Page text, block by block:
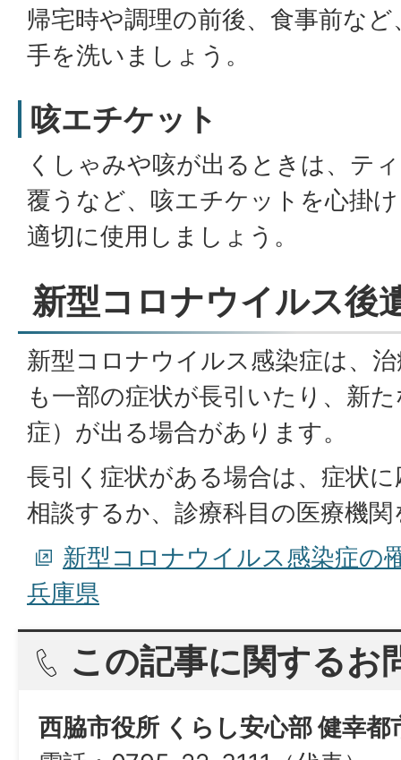
帰宅時や調理の前後、食事前な
手を洗いましょう。
咳エチケット
くしゃみや咳が出るときは、テ
覆うなど、咳エチケットを心掛
適切に使用しましょう。
新型コロナウイルス後
新型コロナウイルス感染症は、
も一部の症状が長引いたり、新
症）が出る場合があります。
長引く症状がある場合は、症状
相談するか、診療科目の医療機
新型コロナウイルス感染症の
兵庫県
この記事に関するお
西脇市役所 くらし安心部 健幸都